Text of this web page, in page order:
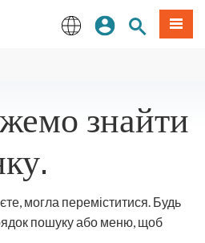
Увійдіть
Пошук по
Меню
знайти
могла переміститися. Будь
пошуку або меню, щоб